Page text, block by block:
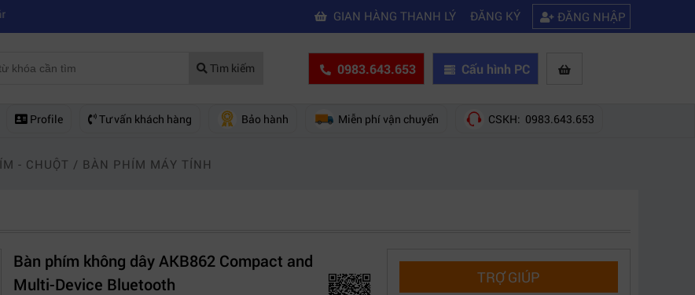
bạn 5 cách khắc phục laptop không kết nối được wifi Kinh nghiệm chọn mua máy quay phim giá rẻ bạn nên biết|Hướng dẫn tự build PC
GIAN HÀNG THANH LÝ ĐĂNG KÝ ĐĂNG NHẬP
Tìm kiếm 0983.643.653 Cấu hình PC
Profile Tư vấn khách hàng Bảo hành Miễn phí vận chuyển CSKH: 0983.643.653
- CHUỘT / BÀN PHÍM MÁY TÍNH
Bàn phím không dây AKB862 Compact and
Multi-Device Bluetooth
TRỢ GIÚP